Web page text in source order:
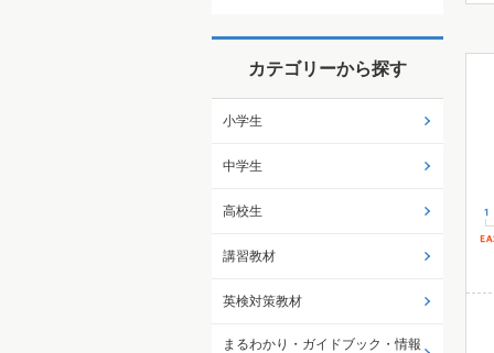
カテゴリーから探す
小学生
中学生
高校生
講習教材
英検対策教材
まるわかり・ガイドブック・情報